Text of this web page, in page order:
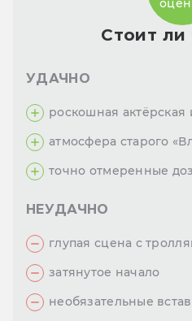
Стоит ли
УДАЧНО
роскошная актёрская
атмосфера старого
точно отмеренные
НЕУДАЧНО
глупая сцена с
затянутое начало
необязательные